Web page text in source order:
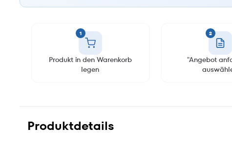
1
Produkt in den Warenkorb
legen
2
"Angebot
Produktdetails